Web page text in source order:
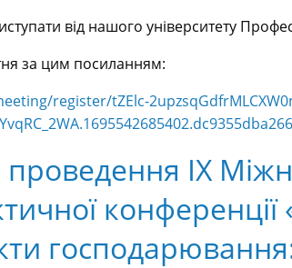
від нашого університету
за цим посиланням:
register/tZElc-
проведення IХ
конференції